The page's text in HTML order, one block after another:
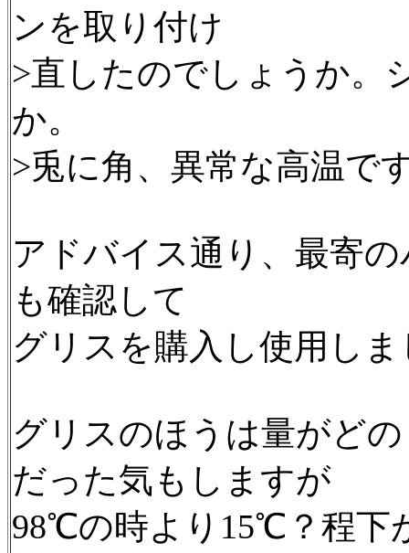
ンを取り付け
>直したのでしょうか。
か。
>兎に角、異常な高温で
アドバイス通り、最寄
も確認して
グリスを購入し使用し
グリスのほうは量がど
だった気もしますが
98℃の時より15℃？程下